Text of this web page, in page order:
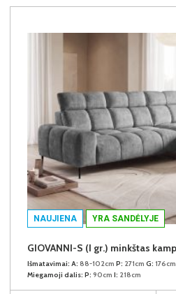
NAUJIENA YRA SANDĖLYJE
Išmatavimai: A: 88-102cm P: 271cm G: 176cm
Miegamoji dalis: P: 90cm I: 218cm